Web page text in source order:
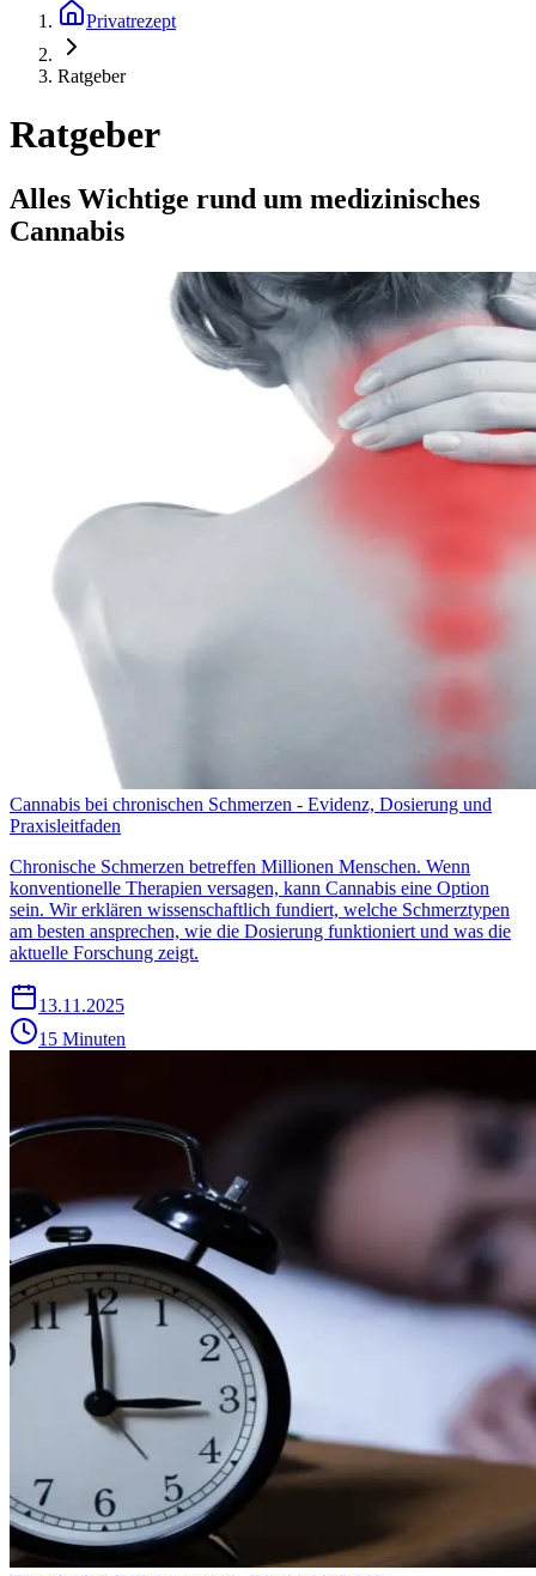
Privatrezept
Ratgeber
Ratgeber
Alles Wichtige rund um medizinisches
Cannabis
Cannabis bei chronischen Schmerzen - Evidenz, Dosierung und
Praxisleitfaden
Chronische Schmerzen betreffen Millionen Menschen. Wenn
konventionelle Therapien versagen, kann Cannabis eine Option
sein. Wir erklären wissenschaftlich fundiert, welche Schmerztypen
am besten ansprechen, wie die Dosierung funktioniert und was die
aktuelle Forschung zeigt.
13.11.2025
15 Minuten